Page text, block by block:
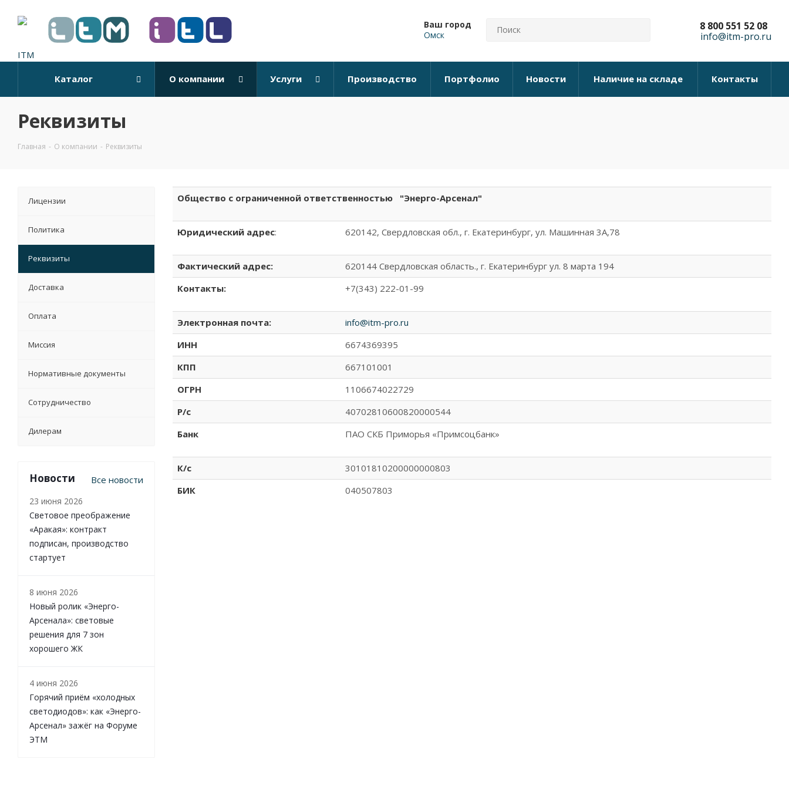
Ваш город
Омск
8 800 551 52 08
info@itm-pro.ru
Каталог О компании Услуги Производство Портфолио Новости Наличие на складе Контакты
Реквизиты
Главная - О компании - Реквизиты
Общество с ограниченной ответственностью "Энерго-Арсенал"
Юридический адрес: 620142, Свердловская обл., г. Екатеринбург, ул. Машинная 3А,78
Фактический адрес:
620144 Свердловская область., г. Екатеринбург ул. 8 марта 194
Контакты:
+7(343) 222-01-99
Электронная почта:
info@itm-pro.ru
ИНН
6674369395
КПП
667101001
ОГРН
1106674022729
Р/c
40702810600820000544
Банк
ПАО СКБ Приморья «Примсоцбанк»
К/c
30101810200000000803
БИК
040507803
Лицензии
Политика
Реквизиты
Доставка
Оплата
Миссия
Нормативные документы
Сотрудничество
Дилерам
Новости Все новости
23 июня 2026
Световое преображение
«Аракая»: контракт
подписан, производство
стартует
8 июня 2026
Новый ролик «Энерго-
Арсенала»: световые
решения для 7 зон
хорошего ЖК
4 июня 2026
Горячий приём «холодных
светодиодов»: как «Энерго-
Арсенал» зажёг на Форуме
ЭТМ